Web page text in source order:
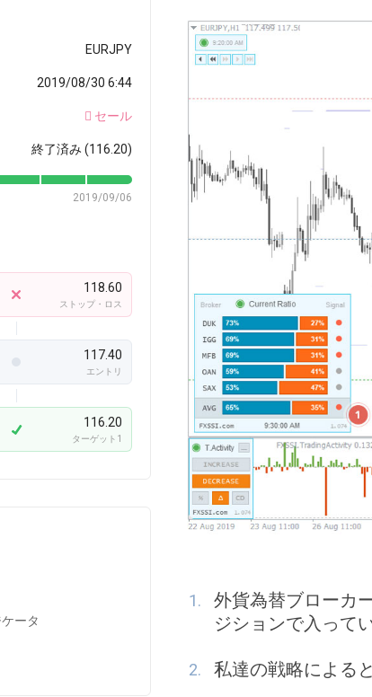
EURJPY
2019/08/30 6:44
セール
終了済み (116.20)
2019/09/06
118.60
ストップ・ロス
117.40
エントリ
116.20
ターゲット1
ータ
外貨為替ブローカ
ジションで入って
私達の戦略による